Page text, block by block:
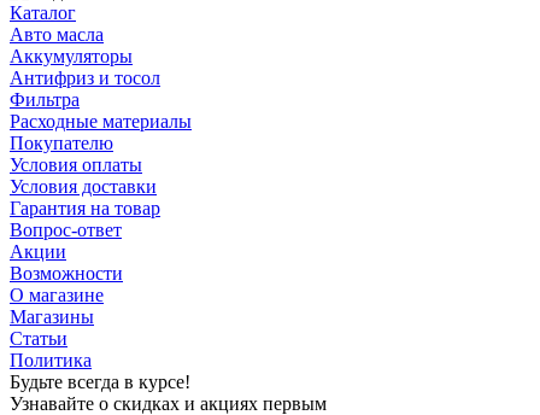
Каталог
Авто масла
Аккумуляторы
Антифриз и тосол
Фильтра
Расходные материалы
Покупателю
Условия оплаты
Условия доставки
Гарантия на товар
Вопрос-ответ
Акции
Возможности
О магазине
Магазины
Статьи
Политика
Будьте всегда в курсе!
Узнавайте о скидках и акциях первым